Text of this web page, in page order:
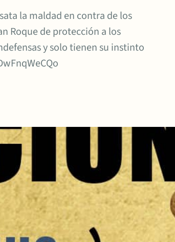
la maldad en contra de los
Roque de protección a los
y solo tienen su instinto